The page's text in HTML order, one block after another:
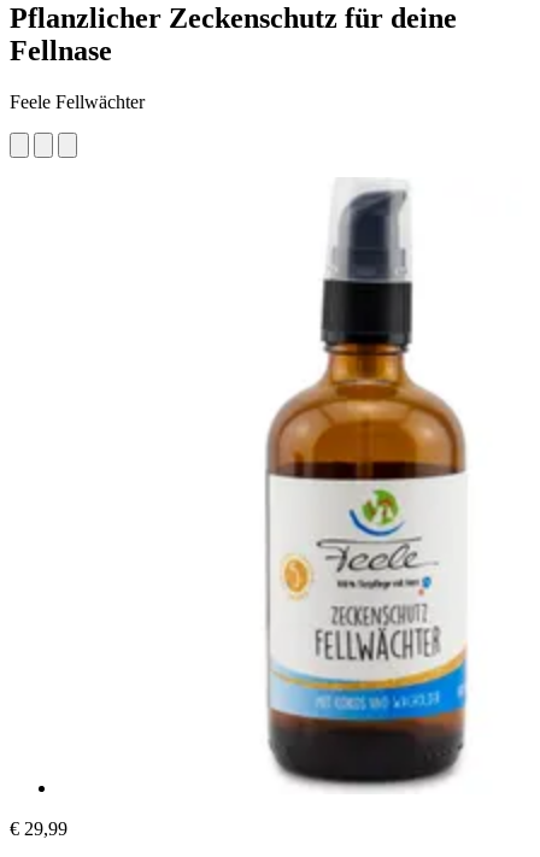
Pflanzlicher Zeckenschutz für deine
Fellnase
Feele Fellwächter
€ 29,99